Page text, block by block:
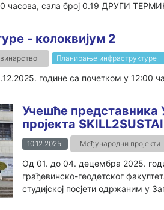
часова, сала број 0.19 ДРУГИ
- колоквијум 2
Планирање инфраструктуре
године са почетком у 12:00
Учешће представника
пројекта
10.12.2025. Међународни пројекти
Од 01. до 04. децембра 2025.
грађевинско-геодетског
студијској посјети одржаним у